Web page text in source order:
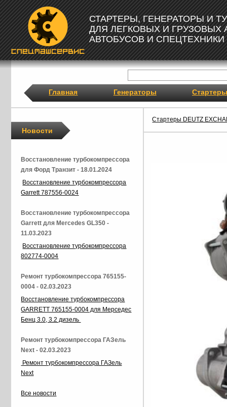
СТАРТЕРЫ, ГЕНЕРАТОРЫ И
ДЛЯ ЛЕГКОВЫХ И ГРУЗОВЫХ
АВТОБУСОВ И СПЕЦТЕХНИКИ
Главная Генераторы Стартеры
Стартеры DEUTZ
Новости
Восстановление турбокомпрессора
для Форд Транзит - 18.01.2024
Восстановление турбокомпрессора
Garrett 787556-0024
Восстановление турбокомпрессора
Garrett для Mercedes GL350 -
11.03.2023
Восстановление турбокомпрессора
802774-0004
Ремонт турбокомпрессора 765155-
0004 - 02.03.2023
Восстановление турбокомпрессора
GARRETT 765155-0004 для Мерседес
Бенц 3.0, 3.2 дизель
Ремонт турбокомпрессора ГАЗель
Next - 02.03.2023
Ремонт турбокомпрессора ГАЗель
Next
Все новости